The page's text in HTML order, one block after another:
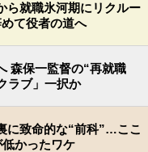
ら就職氷河期にリクルー
て役者の道へ
森保一監督の“再就職
ラブ」一択か
に致命的な“前科”…ここ
かったワケ